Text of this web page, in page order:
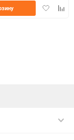
Добавить